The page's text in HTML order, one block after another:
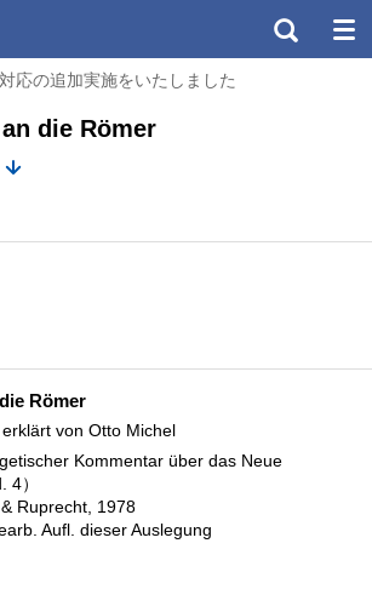
応の追加実施をいたしました
die Römer
Römer
von Otto Michel
Kommentar über das Neue
4）
Ruprecht, 1978
Aufl. dieser Auslegung